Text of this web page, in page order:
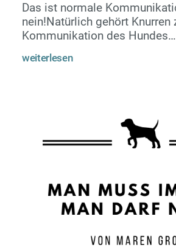
Das ist normale
nein!Natürlich gehört Knurren
Kommunikation des Hundes
wenn es denn ein drohendes
aggressiven Kommunikation
von&nbsp;Hunden. Dem
ein paar blutige Löcher zu
weiterlesen